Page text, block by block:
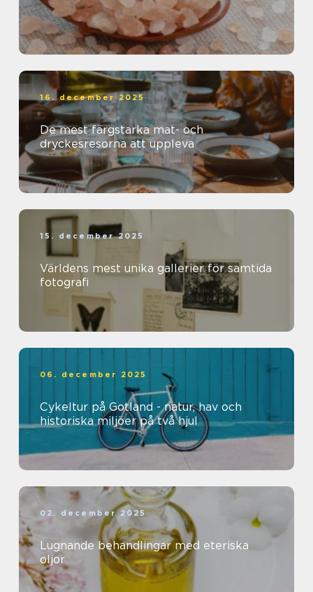
16. december 2025
De mest färgstarka mat- och
dryckesresorna att uppleva
15. december 2025
Världens mest unika gallerier för samtida
fotografi
06. december 2025
Cykeltur på Gotland - natur, hav och
historiska miljöer på två hjul
02. december 2025
Lugnande behandlingar med eteriska
oljor